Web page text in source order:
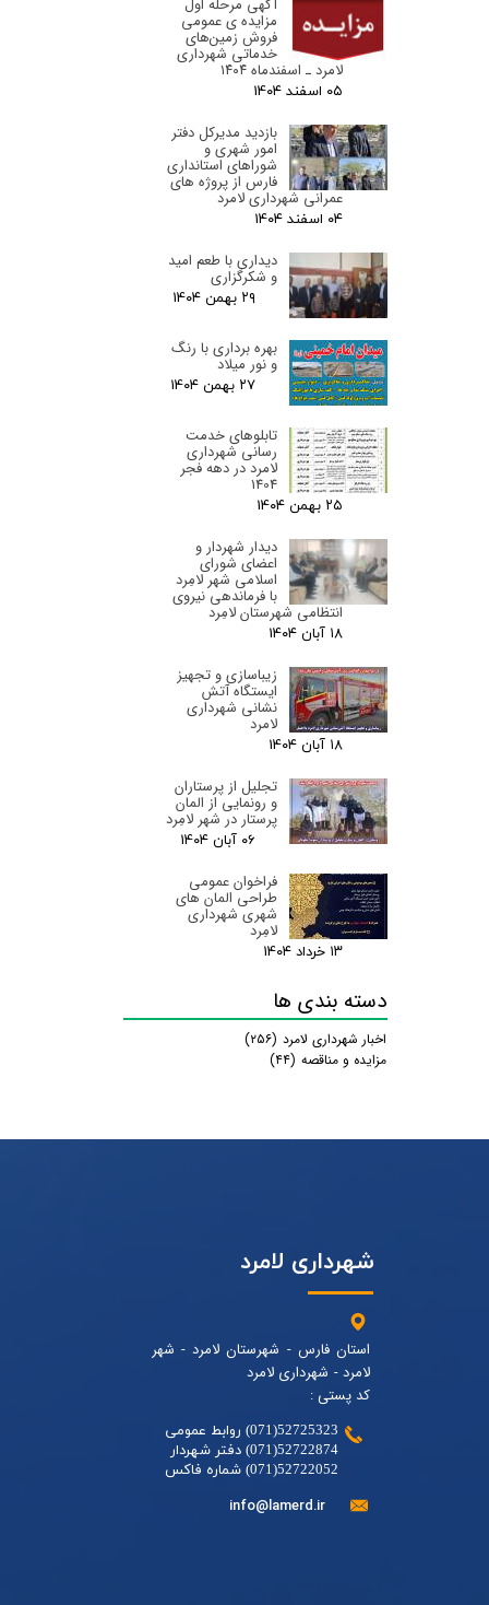
آگهی مرحله اول
مزایده ی عمومی
فروش زمین‌های
خدماتی شهرداری
لامرد ـ اسفندماه ۱۴۰۴
۰۵ اسفند ۰۴
بازدید مدیرکل دفتر
امور شهری و
شوراهای استانداری
فارس از پروژه های
عمرانی شهرداری لامرد
۰۴ اسفند ۰۴
دیداری با طعم امید
و شکرگزاری
۲۹ بهمن ۰۴
بهره برداری با رنگ
و نور میلاد
۲۷ بهمن ۰۴
تابلوهای خدمت
رسانی شهرداری
لامرد در دهه فجر
1404
۲۵ بهمن ۰۴
دیدار شهردار و
اعضای شورای
اسلامی شهر لامِرد
با فرماندهی نیروی
انتظامی شهرستان لامِرد
۱۸ آبان ۰۴
زیباسازی و تجهیز
ایستگاه آتش
نشانی شهرداری
لامرد
۱۸ آبان ۰۴
تجلیل از پرستاران
و رونمایی از المان
پرستار در شهر لامِرد
۰۶ آبان ۰۴
فراخوان عمومی
طراحی المان های
شهری شهرداری
لامِرد
۱۳ خرداد ۰۴
دسته بندی ها
اخبار شهرداری لامرد (۲۵۶)
مزایده و مناقصه (۴۴)
شهرداری لامرد
استان فارس - شهرستان لامرد - شهر
لامرد - شهرداری لامرد
کد پستی :
52725323(071) روابط عمومی
52722874(071) دفتر شهردار
52722052(071) شماره فاکس
info@lamerd.ir